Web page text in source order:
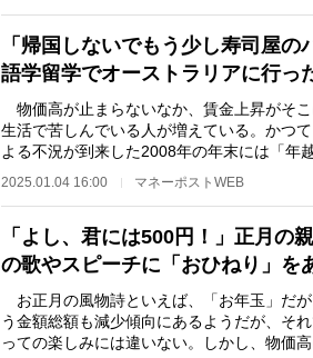
「帰国しないでもう少し寿司屋の
語学留学でオーストラリアに行っ
物価高が止まらないなか、賃金上昇がそ
生活で苦しんでいる人が増えている。かつ
よる不況が到来した2008年の年末には「年
2025.01.04 16:00 マネーポストWEB
「よし、君には500円！」正月の
の歌やスピーチに「おひねり」を
お正月の風物詩といえば、「お年玉」だ
う金額総額も減少傾向にあるようだが、そ
っての楽しみには違いない。しかし、物価高